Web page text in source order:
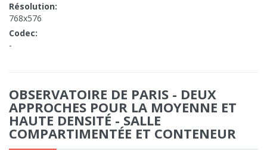
Résolution:
768x576
Codec:
-
OBSERVATOIRE DE PARIS - DEUX
APPROCHES POUR LA MOYENNE ET
HAUTE DENSITÉ - SALLE
COMPARTIMENTÉE ET CONTENEUR